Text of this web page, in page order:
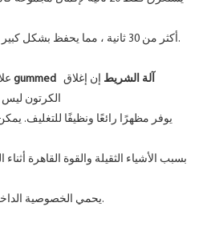
أكثر من 30 ثانية ، مما يحفظ بشكل كبير وقت التغليف ويحسن الكفاءة.
ورقة gummed آلة الشريط إن إغلاق
يوفر مظهرًا رائعًا ونظيفًا للتغليف.
بسبب الأشياء الثقيلة والقوة القاهرة
يحمي الخصوصية الداخلية ، وليس من السهل تمزيقه.